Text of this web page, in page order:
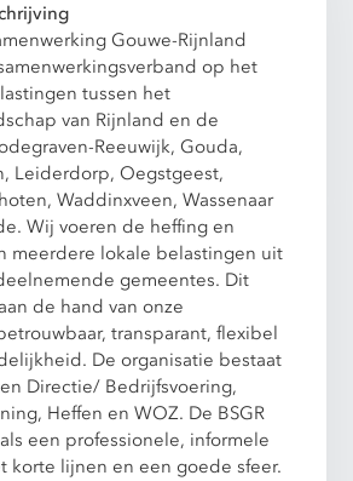
Gouwe-Rijnland
op het
tussen het
van Rijnland en de
Reeuwijk, Gouda,
Leiderdorp, Oegstgeest,
Waddinxveen, Wassenaar
Wij voeren de heffing en
meerdere lokale belastingen uit
gemeentes. Dit
de hand van onze
transparant, flexibel
De organisatie bestaat
Directie/ Bedrijfsvoering,
Heffen en WOZ. De BSGR
een professionele, informele
korte lijnen en een goede sfeer.